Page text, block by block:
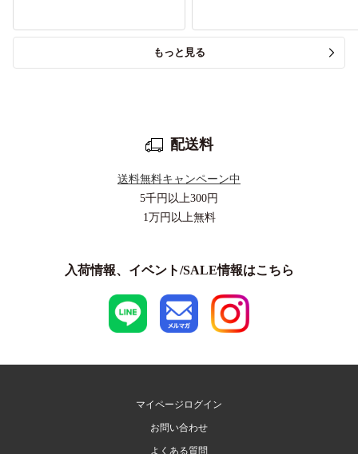
もっと見る
配送料
送料無料キャンペーン中
5千円以上300円
1万円以上無料
入荷情報、イベント/SALE情報はこちら
マイページログイン
お問い合わせ
よくある質問